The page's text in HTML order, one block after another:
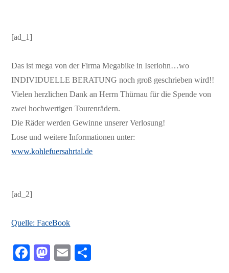
[ad_1]
Das ist mega von der Firma Megabike in Iserlohn…wo
INDIVIDUELLE BERATUNG noch groß geschrieben wird!!
Vielen herzlichen Dank an Herrn Thürnau für die Spende von
zwei hochwertigen Tourenrädern.
Die Räder werden Gewinne unserer Verlosung!
Lose und weitere Informationen unter:
www.kohlefuersahrtal.de
[ad_2]
Quelle: FaceBook
Fa M
E